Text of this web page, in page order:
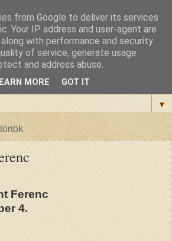
a honlapomra ellátogatót.
▼
Ferenc
4.
from Google to deliver its services
Your IP address and user-agent are
with performance and security
of service, generate usage
and address abuse.
MORE GOT IT